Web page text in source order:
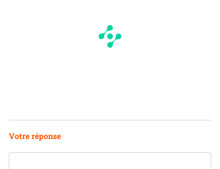
Votre réponse